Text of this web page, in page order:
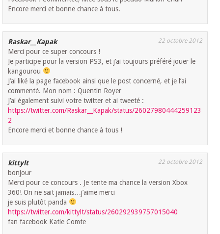
Encore merci et bonne chance à tous.
Raskar__Kapak 22 octobre 2012
Merci pour ce super concours !
Je participe pour la version PS3, et j’ai toujours préféré jouer le
kangourou
J’ai liké la page facebook ainsi que le post concerné, et je l’ai
commenté. Mon nom : Quentin Royer
J’ai également suivi votre twitter et ai tweeté :
https://twitter.com/Raskar__Kapak/status/26027980444259123
2
Encore merci et bonne chance à tous !
kittylt 22 octobre 2012
bonjour
Merci pour ce concours . Je tente ma chance la version Xbox
360! On ne sait jamais…j’aime merci
je suis plutôt panda
https://twitter.com/kittylt/status/260292939757015040
fan facebook Katie Comte